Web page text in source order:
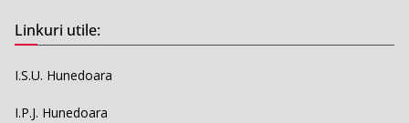
Linkuri utile:
I.S.U. Hunedoara
I.P.J. Hunedoara